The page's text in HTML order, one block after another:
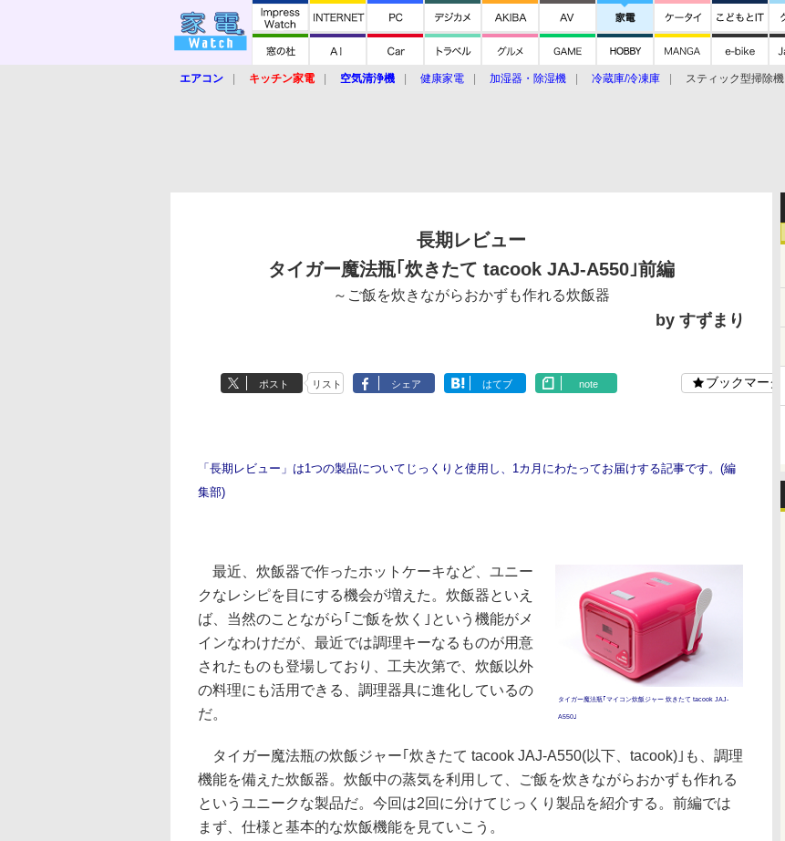
エアコン キッチン家電 空気清浄機 健康家電 加湿器・除湿機 冷蔵庫/冷凍庫 スティック型掃除機
長期レビュー
タイガー魔法瓶｢炊きたて tacook JAJ-A550｣前編
～ご飯を炊きながらおかずも作れる炊飯器
by すずまり
ポスト リスト シェア はてブ note ブックマーク
「長期レビュー」は1つの製品についてじっくりと使用し、1カ月にわたってお届けする記事です。(編
集部)
タイガー魔法瓶｢マイコン炊飯ジャー 炊きたて tacook JAJ-
A550｣
最近、炊飯器で作ったホットケーキなど、ユニー
クなレシピを目にする機会が増えた。炊飯器といえ
ば、当然のことながら｢ご飯を炊く｣という機能がメ
インなわけだが、最近では調理キーなるものが用意
されたものも登場しており、工夫次第で、炊飯以外
の料理にも活用できる、調理器具に進化しているの
だ。
タイガー魔法瓶の炊飯ジャー｢炊きたて tacook JAJ-A550(以下、tacook)｣も、調理
機能を備えた炊飯器。炊飯中の蒸気を利用して、ご飯を炊きながらおかずも作れる
というユニークな製品だ。今回は2回に分けてじっくり製品を紹介する。前編では
まず、仕様と基本的な炊飯機能を見ていこう。